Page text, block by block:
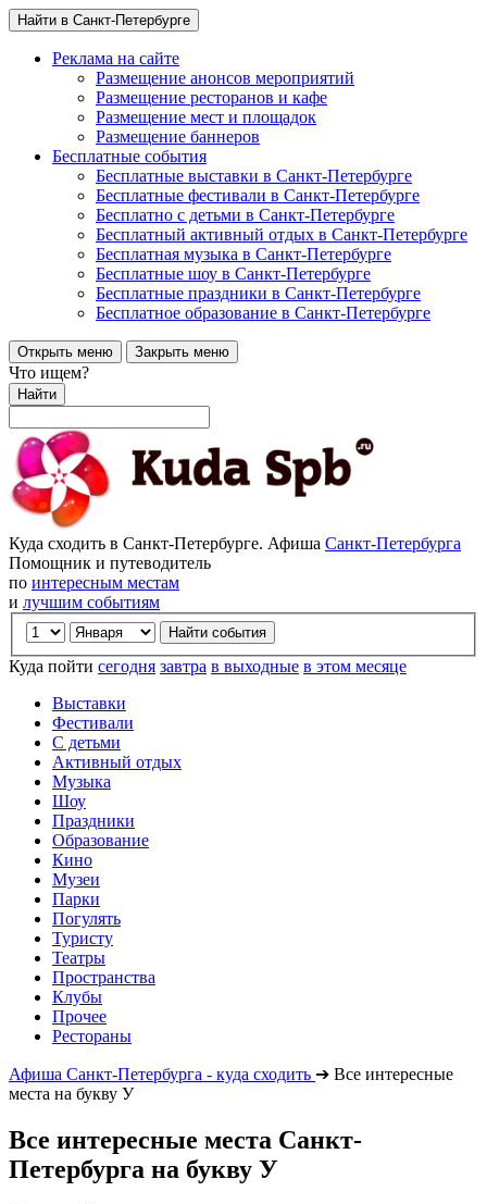
Найти в Санкт-Петербурге
Реклама на сайте
Размещение анонсов мероприятий
Размещение ресторанов и кафе
Размещение мест и площадок
Размещение баннеров
Бесплатные события
Бесплатные выставки в Санкт-Петербурге
Бесплатные фестивали в Санкт-Петербурге
Бесплатно с детьми в Санкт-Петербурге
Бесплатный активный отдых в Санкт-Петербурге
Бесплатная музыка в Санкт-Петербурге
Бесплатные шоу в Санкт-Петербурге
Бесплатные праздники в Санкт-Петербурге
Бесплатное образование в Санкт-Петербурге
Открыть меню Закрыть меню
Что ищем?
Найти
Куда сходить в Санкт-Петербурге. Афиша Санкт-Петербурга
Помощник и путеводитель
по интересным местам
и лучшим событиям
Куда пойти сегодня завтра в выходные в этом месяце
Выставки
Фестивали
С детьми
Активный отдых
Музыка
Шоу
Праздники
Образование
Кино
Музеи
Парки
Погулять
Туристу
Театры
Пространства
Клубы
Прочее
Рестораны
Афиша Санкт-Петербурга - куда сходить ➔ Все интересные
места на букву У
Все интересные места Санкт-
Петербурга на букву У